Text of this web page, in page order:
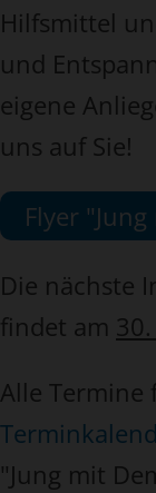
Hilfsmittel
und
eigene
uns auf Sie!
Flyer
Die nächste
findet am
Alle Termine
"Jung mit